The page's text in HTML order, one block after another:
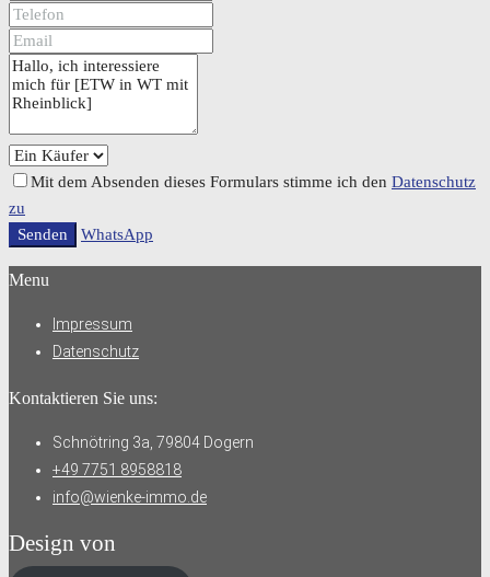
Mit dem Absenden dieses Formulars stimme ich den Datenschutz
zu
Senden
WhatsApp
Menu
Impressum
Datenschutz
Kontaktieren Sie uns:
Schnötring 3a, 79804 Dogern
+49 7751 8958818
info@wienke-immo.de
Design von